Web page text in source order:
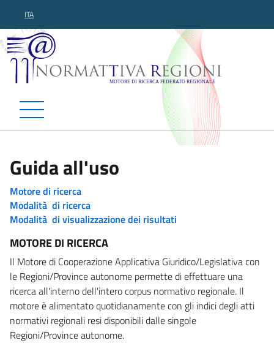
ITA
Normattiva Regioni -
Guida all'uso
Motore di ricerca
Modalità di ricerca
Modalità di visualizzazione dei risultati
MOTORE DI RICERCA
Il Motore di Cooperazione Applicativa Giuridico/Legislativa con
le Regioni/Province autonome permette di effettuare una
ricerca all'interno dell'intero corpus normativo regionale. Il
motore è alimentato quotidianamente con gli indici degli atti
normativi regionali resi disponibili dalle singole
Regioni/Province autonome.